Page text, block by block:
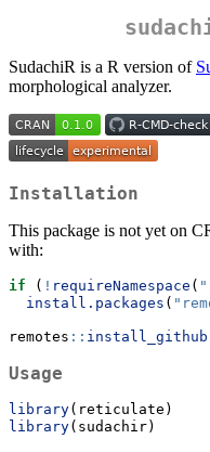
SudachiR is a R version of
morphological analyzer.
Installation
This package is not yet on
with:
if ( ! requireNamespace (
install.packages (
remotes :: install_github
Usage
library(reticulate)
library(sudachir)